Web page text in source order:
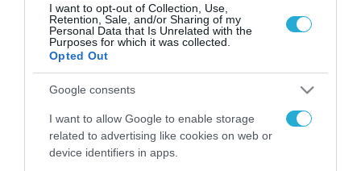
I want to opt-out of Collection, Use,
Retention, Sale, and/or Sharing of my
Personal Data that Is Unrelated with the
Purposes for which it was collected.
Opted Out
Google consents
I want to allow Google to enable storage
related to advertising like cookies on web or
device identifiers in apps.
ΡΟΗ ΕΙΔΗΣΕΩΝ
Το χρηματοδοτούμενο
από την ΕΕ έργο “The
Gaming Police”